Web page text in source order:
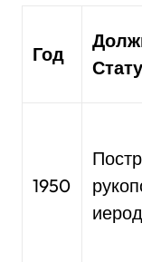
Год
1950